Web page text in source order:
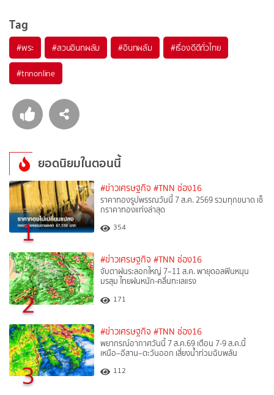
Tag
#พระ #สวนอินทผลัม #อินทผลัม #เรื่องดีดีทั่วไทย
#tnnonline
ยอดนิยมในตอนนี้
1
#ข่าวเศรษฐกิจ #TNN ช่อง16
ราคาทองรูปพรรณวันนี้ 7 ส.ค. 2569 รวมทุกขนาด เช็
กราคาทองแท่งล่าสุด
354
2
#ข่าวเศรษฐกิจ #TNN ช่อง16
จับตาฝนระลอกใหญ่ 7–11 ส.ค. พายุดอลฟินหนุน
มรสุม ไทยฝนหนัก-คลื่นทะเลแรง
171
3
#ข่าวเศรษฐกิจ #TNN ช่อง16
พยากรณ์อากาศวันนี้ 7 ส.ค.69 เตือน 7-9 ส.ค.นี้
เหนือ–อีสาน–ตะวันออก เสี่ยงน้ำท่วมฉับพลัน
112